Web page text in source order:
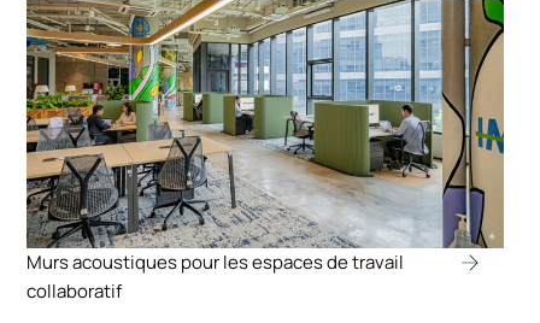
Murs acoustiques pour les espaces de travail
collaboratif